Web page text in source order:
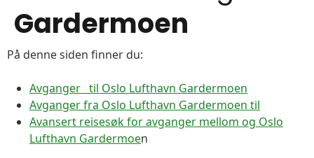
Gardermoen
På denne siden finner du:
Avganger til Oslo Lufthavn Gardermoen
Avganger fra Oslo Lufthavn Gardermoen til
Avansert reisesøk for avganger mellom og Oslo
Lufthavn Gardermoen